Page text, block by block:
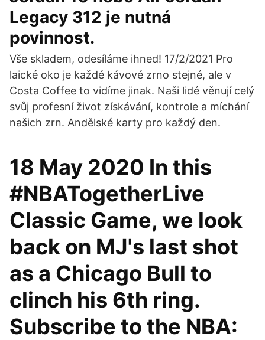
Legacy 312 je nutná
povinnost.
Vše skladem, odesíláme ihned! 17/2/2021 Pro
laické oko je každé kávové zrno stejné, ale v
Costa Coffee to vidíme jinak. Naši lidé věnují celý
svůj profesní život získávání, kontrole a míchání
našich zrn. Andělské karty pro každý den.
18 May 2020 In this
#NBATogetherLive
Classic Game, we look
back on MJ's last shot
as a Chicago Bull to
clinch his 6th ring.
Subscribe to the NBA: